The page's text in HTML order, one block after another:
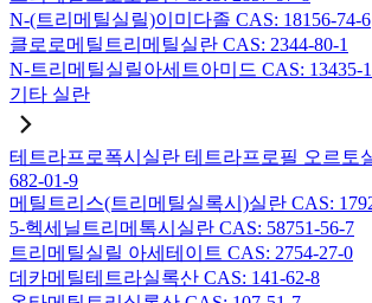
N-(트리메틸실릴)이미다졸 CAS: 18156-74-6
클로로메틸트리메틸실란 CAS: 2344-80-1
N-트리메틸실릴아세트아미드 CAS: 13435-
기타 실란
테트라프로폭시실란 테트라프로필 오르토
682-01-9
메틸트리스(트리메틸실록시)실란 CAS:
5-헥세닐트리메톡시실란 CAS: 58751-56-7
트리메틸실릴 아세테이트 CAS: 2754-27-0
데카메틸테트라실록산 CAS: 141-62-8